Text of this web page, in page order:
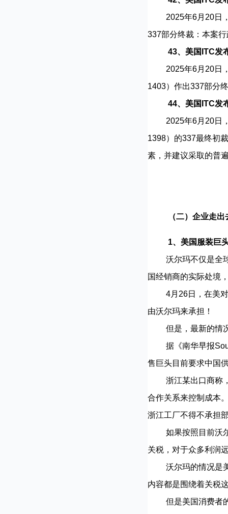
2025年6月20日，
337部分终裁：本案
43、美国ITC发
2025年6月20日，
1403）作出337部分
44、美国ITC发
2025年6月20日，
1398）的337最终初
素，并建议采取的普
（二）企业走
1、美国服装巨
沃尔玛不仅是全球
国经销商的实际处境
4月26日，在美对华
由沃尔玛来承担！
但是，最新的情况
据《南华早报South
售巨头目前要求中国
浙江某出口商称，
合作关系来控制成本
浙江工厂不得不承担
如果按照目前沃尔
关税，对于众多利润
沃尔玛的情况是美
内容都是围绕着关税
但是美国消费者的